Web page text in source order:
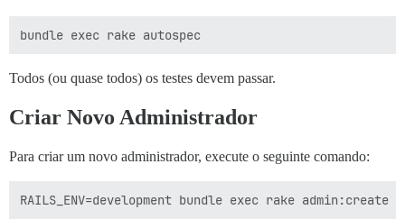
Todos (ou quase todos) os testes devem passar.
Criar Novo Administrador
Para criar um novo administrador, execute o seguinte comando: